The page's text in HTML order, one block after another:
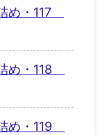
め・117
め・118
め・119